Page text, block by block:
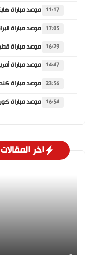
11:17
17:05
16:29
14:47
23:56
16:54
اخر المقالات